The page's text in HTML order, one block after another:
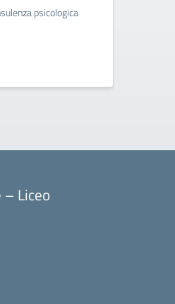
psicologica
– Liceo